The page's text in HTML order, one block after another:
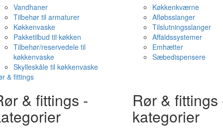
Vandhaner
Tilbehør til armaturer
Køkkenvaske
Pakketilbud til køkken
Tilbehør/reservedele til
køkkenvaske
Skylleskåle til køkkenvaske
Køkkenkværne
Afløbsslanger
Tilslutningsslanger
Affaldssystemer
Emhætter
Sæbedispensere
& fittings
& fittings - Rør & fittings
kategorier